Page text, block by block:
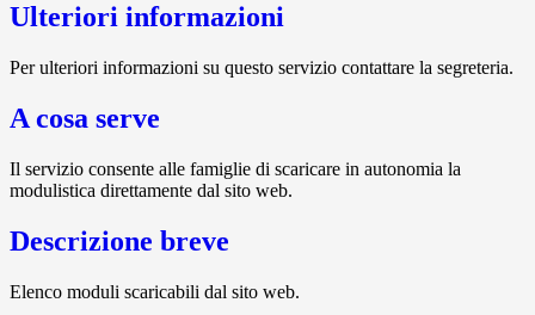
Ulteriori informazioni
Per ulteriori informazioni su questo servizio contattare la segreteria.
A cosa serve
Il servizio consente alle famiglie di scaricare in autonomia la
modulistica direttamente dal sito web.
Descrizione breve
Elenco moduli scaricabili dal sito web.